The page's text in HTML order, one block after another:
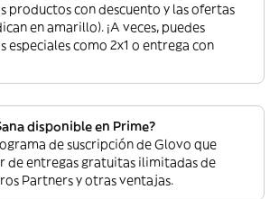
productos con descuento y las ofertas
en amarillo). ¡A veces, puedes
como 2x1 o entrega con
disponible en Prime?
de suscripción de Glovo que
de entregas gratuitas ilimitadas de
Partners y otras ventajas.